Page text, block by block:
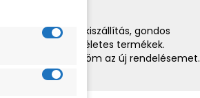
Rendkívül gyors kiszállítás, gondos
csomagolás,tökéletes termékek.
Hamarosan küldöm az új rendelésemet.